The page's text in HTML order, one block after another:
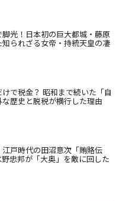
光！日本初の巨大都城・藤原
られざる女帝・持統天皇の凄
で税金？ 昭和まで続いた「自
歴史と脱税が横行した理由
戸時代の田沼意次「賄賂伝
忠邦が「大奥」を敵に回した